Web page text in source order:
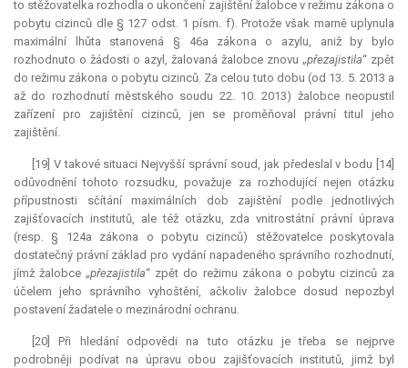
to stěžovatelka rozhodla o ukončení zajištění žalobce v režimu zákona o
pobytu cizinců dle § 127 odst. 1 písm. f). Protože však marně uplynula
maximální lhůta stanovená § 46a zákona o azylu, aniž by bylo
rozhodnuto o žádosti o azyl, žalovaná žalobce znovu „přezajistila“ zpět
do režimu zákona o pobytu cizinců. Za celou tuto dobu (od 13. 5. 2013 a
až do rozhodnutí městského soudu 22. 10. 2013) žalobce neopustil
zařízení pro zajištění cizinců, jen se proměňoval právní titul jeho
zajištění.
[19] V takové situaci Nejvyšší správní soud, jak předeslal v bodu [14]
odůvodnění tohoto rozsudku, považuje za rozhodující nejen otázku
přípustnosti sčítání maximálních dob zajištění podle jednotlivých
zajišťovacích institutů, ale též otázku, zda vnitrostátní právní úprava
(resp. § 124a zákona o pobytu cizinců) stěžovatelce poskytovala
dostatečný právní základ pro vydání napadeného správního rozhodnutí,
jímž žalobce „přezajistila“ zpět do režimu zákona o pobytu cizinců za
účelem jeho správního vyhoštění, ačkoliv žalobce dosud nepozbyl
postavení žadatele o mezinárodní ochranu.
[20] Při hledání odpovědi na tuto otázku je třeba se nejprve
podrobněji podívat na úpravu obou zajišťovacích institutů, jimž byl